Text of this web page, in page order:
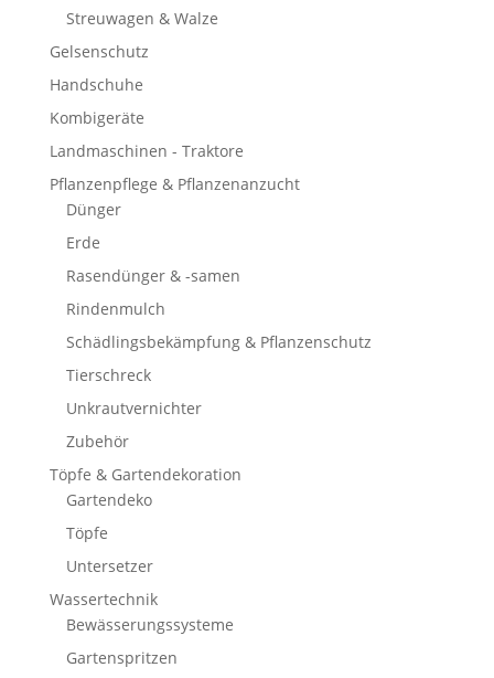
Streuwagen & Walze
Gelsenschutz
Handschuhe
Kombigeräte
Landmaschinen - Traktore
Pflanzenpflege & Pflanzenanzucht
Dünger
Erde
Rasendünger & -samen
Rindenmulch
Schädlingsbekämpfung & Pflanzenschutz
Tierschreck
Unkrautvernichter
Zubehör
Töpfe & Gartendekoration
Gartendeko
Töpfe
Untersetzer
Wassertechnik
Bewässerungssysteme
Gartenspritzen